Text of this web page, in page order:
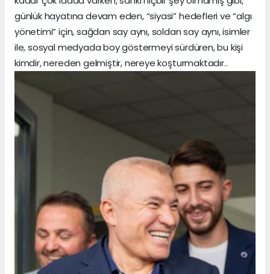
günlük hayatına devam eden, “siyasi” hedefleri ve “algı
yönetimi” için, sağdan say aynı, soldan say aynı, isimler
ile, sosyal medyada boy göstermeyi sürdüren, bu kişi
kimdir, nereden gelmiştir, nereye koşturmaktadır..